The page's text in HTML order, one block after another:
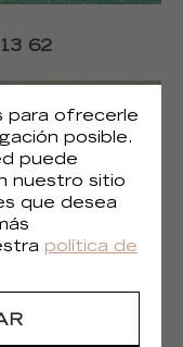
62
para ofrecerle
posible.
puede
nuestro sitio
que desea
política de